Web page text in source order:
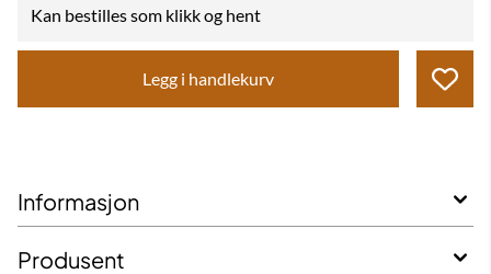
Kan bestilles som klikk og hent
Legg i handlekurv
Informasjon
Produsent